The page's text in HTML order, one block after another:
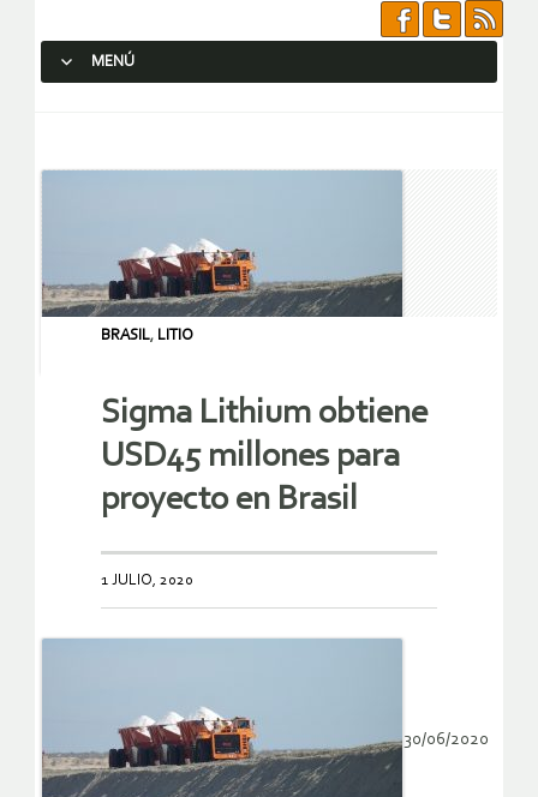
MENÚ
BRASIL, LITIO
Sigma Lithium obtiene
USD45 millones para
proyecto en Brasil
1 JULIO, 2020
30/06/2020